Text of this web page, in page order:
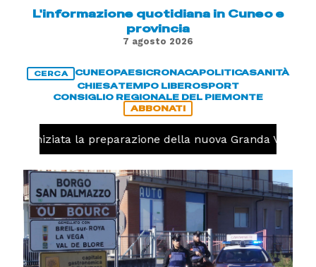
L'informazione quotidiana in Cuneo e
provincia
7 agosto 2026
CERCA CUNEOPAESICRONACAPOLITICASANITÀ
CHIESATEMPO LIBEROSPORT
CONSIGLIO REGIONALE DEL PIEMONTE
ABBONATI
iniziata la preparazione della nuova Granda Volley